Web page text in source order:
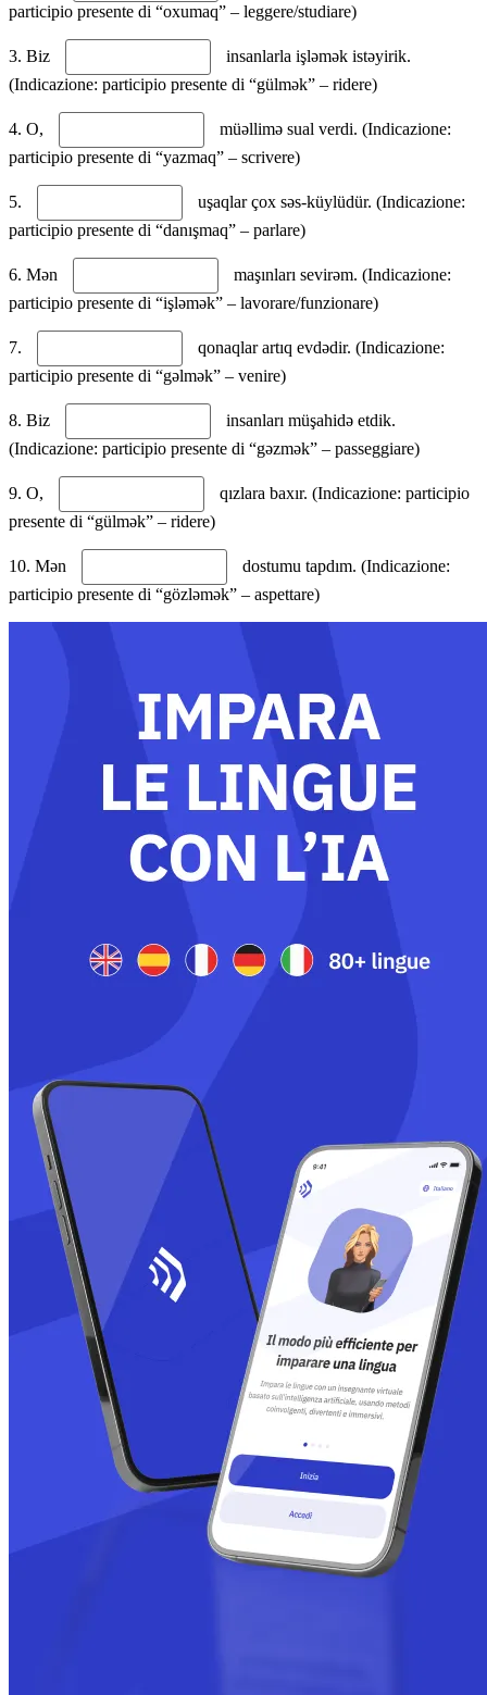
participio presente di “oxumaq” – leggere/studiare)
3. Biz
insanlarla işləmək istəyirik.
(Indicazione: participio presente di “gülmək” – ridere)
4. O,
müəllimə sual verdi. (Indicazione:
participio presente di “yazmaq” – scrivere)
5.
uşaqlar çox səs-küylüdür. (Indicazione:
participio presente di “danışmaq” – parlare)
6. Mən
maşınları sevirəm. (Indicazione:
participio presente di “işləmək” – lavorare/funzionare)
7.
qonaqlar artıq evdədir. (Indicazione:
participio presente di “gəlmək” – venire)
8. Biz
insanları müşahidə etdik.
(Indicazione: participio presente di “gəzmək” – passeggiare)
9. O,
qızlara baxır. (Indicazione: participio
presente di “gülmək” – ridere)
10. Mən
dostumu tapdım. (Indicazione:
participio presente di “gözləmək” – aspettare)